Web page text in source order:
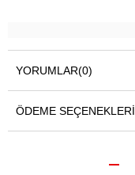
YORUMLAR(0)
ÖDEME SEÇENEKLERI